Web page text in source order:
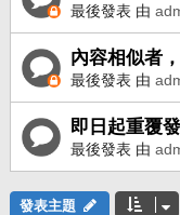
最後發表 由
內容相似者
最後發表 由
即日起重覆
最後發表 由
發表主題